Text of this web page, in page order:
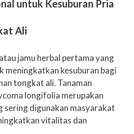
untuk Kesuburan Pria
Ali
jamu herbal pertama yang
meningkatkan kesuburan bagi
tongkat ali. Tanaman
longifolia merupakan
sering digunakan masyarakat
vitalitas dan